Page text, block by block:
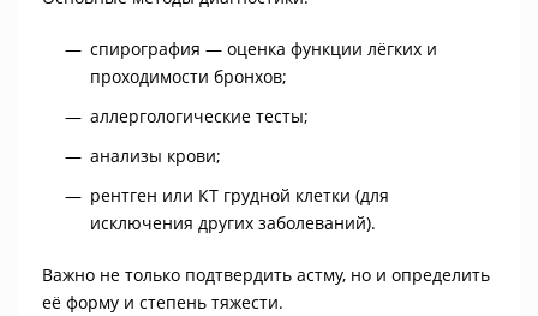
спирография — оценка функции лёгких и
проходимости бронхов;
аллергологические тесты;
анализы крови;
рентген или КТ грудной клетки (для
исключения других заболеваний).
Важно не только подтвердить астму, но и определить
её форму и степень тяжести.